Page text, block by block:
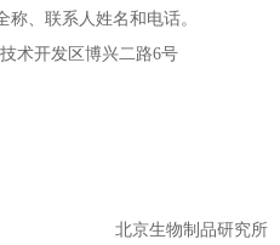
、联系人姓名和电话。
术开发区博兴二路6号
北京生物制品研究所